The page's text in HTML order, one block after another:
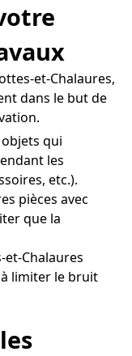
et-Chalaures,
dans le but de
qui
les
etc.).
pièces avec
que la
Chalaures
limiter le bruit